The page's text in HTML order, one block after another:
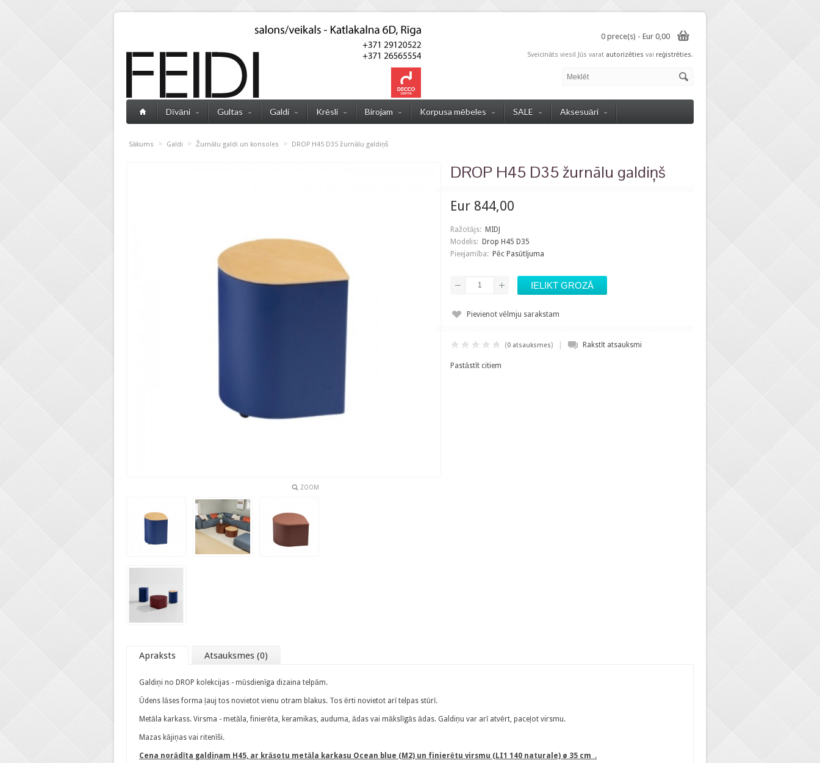
Sveicināts viesi! Jūs varat autorizēties vai reģistrēties.
0 prece(s) - Eur 0,00
Dīvāni Gultas Galdi Krēsli Birojam Korpusa mēbeles SALE Aksesuāri
Sākums > Galdi > Žurnālu galdi un konsoles > DROP H45 D35 žurnālu galdiņš
ZOOM
DROP H45 D35 žurnālu galdiņš
Eur 844,00
Ražotājs:
MIDJ
Modelis: Drop H45 D35
Pieejamība: Pēc Pasūtījuma
Pievienot vēlmju sarakstam
(0 atsauksmes) Rakstīt atsauksmi
Pastāstīt citiem
Apraksts Atsauksmes (0)
Galdiņi no DROP kolekcijas - mūsdienīga dizaina telpām.
Ūdens lāses forma ļauj tos novietot vienu otram blakus. Tos ērti novietot arī telpas stūrī.
Metāla karkass. Virsma - metāla, finierēta, keramikas, auduma, ādas vai mākslīgās ādas. Galdiņu var arī atvērt, paceļot virsmu.
Mazas kājiņas vai ritenīši.
Cena norādīta galdiņam H45, ar krāsotu metāla karkasu Ocean blue (M2) un finierētu virsmu (LI1 140 naturale) ø 35 cm .